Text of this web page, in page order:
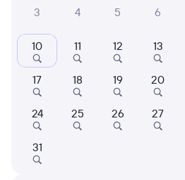
Куда
Когда
Кто едет
Найти
3 4 5 6
10 11 12 13
17 18 19 20
24 25 26 27
31